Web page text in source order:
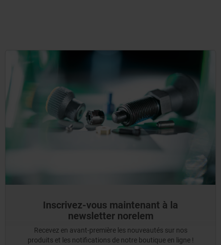
Inscrivez-vous maintenant à la
newsletter norelem
Recevez en avant-première les nouveautés sur nos
produits et les notifications de notre boutique en ligne !